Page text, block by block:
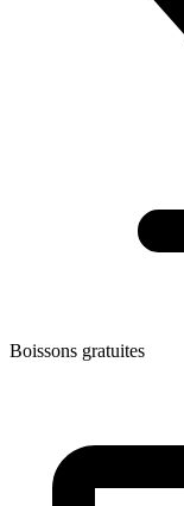
Boissons gratuites